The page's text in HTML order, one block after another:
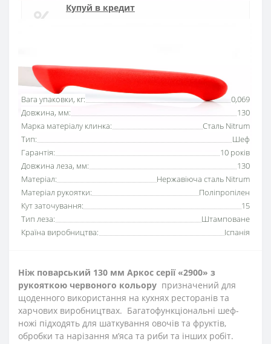
Основні характеристики Всі характеристики
Вага упаковки, кг:
0,069
Довжина, мм:
130
Марка матеріалу клинка:
Сталь Nitrum
Тип:
Шеф
Гарантія:
10 років
Довжина леза, мм:
130
Матеріал:
Нержавіюча сталь Nitrum
Матеріал рукоятки:
Поліпропілен
Кут заточування:
15
Тип леза:
Штамповане
Країна виробництва:
Іспанія
Купуй в кредит
Ніж поварський 130 мм Аркос серії «2900» з
рукояткою червоного кольору призначений для
щоденного використання на кухнях ресторанів та
харчових виробництвах. Багатофункціональні шеф-
ножі підходять для шаткування овочів та фруктів,
обробки та нарізання м’яса та риби та інших робіт.